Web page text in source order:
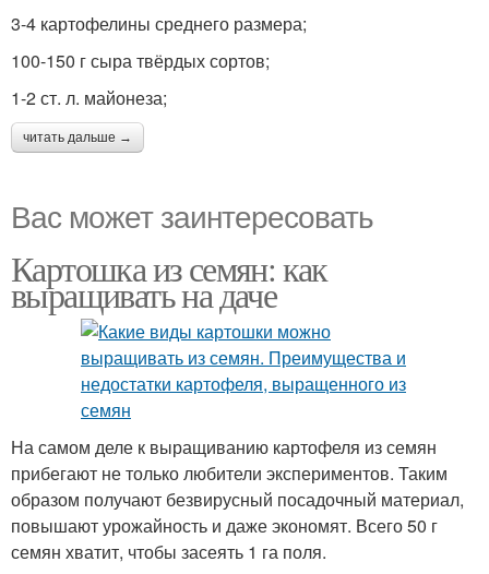
3-4 картофелины среднего размера;
100-150 г сыра твёрдых сортов;
1-2 ст. л. майонеза;
читать дальше →
Вас может заинтересовать
Картошка из семян: как
выращивать на даче
На самом деле к выращиванию картофеля из семян
прибегают не только любители экспериментов. Таким
образом получают безвирусный посадочный материал,
повышают урожайность и даже экономят. Всего 50 г
семян хватит, чтобы засеять 1 га поля.